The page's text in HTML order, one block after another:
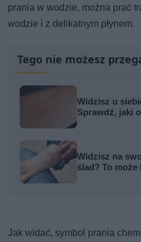
prania w wodzie, można prać
wodzie i z delikatnym płynem.
Tego nie możesz
Widzisz u
Sprawdź, jaki
Widzisz na
ślad? To
Jak widać, symbol prania